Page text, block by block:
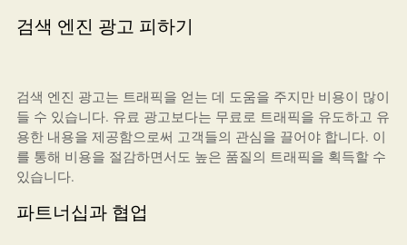
검색 엔진 광고 피하기
검색 엔진 광고는 트래픽을 얻는 데 도움을 주지만 비용이 많이
들 수 있습니다. 유료 광고보다는 무료로 트래픽을 유도하고 유
용한 내용을 제공함으로써 고객들의 관심을 끌어야 합니다. 이
를 통해 비용을 절감하면서도 높은 품질의 트래픽을 획득할 수
있습니다.
파트너십과 협업